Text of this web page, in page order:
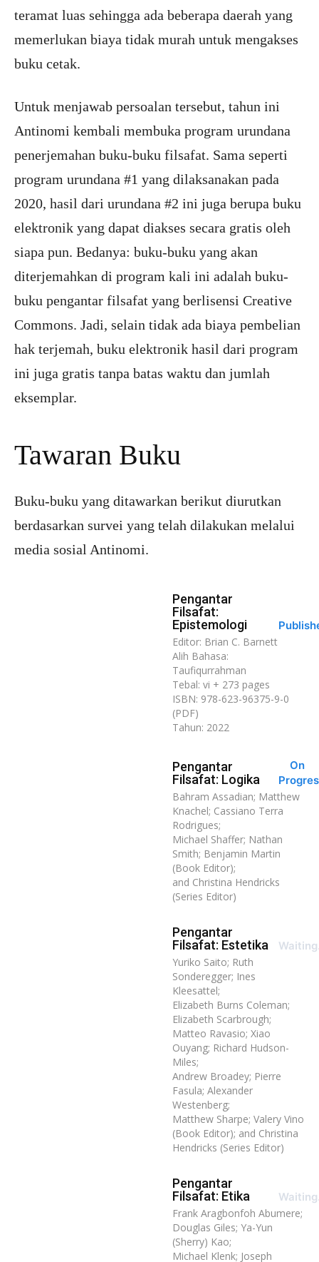
teramat luas sehingga ada beberapa daerah yang
memerlukan biaya tidak murah untuk mengakses
buku cetak.
Untuk menjawab persoalan tersebut, tahun ini
Antinomi kembali membuka program urundana
penerjemahan buku-buku filsafat. Sama seperti
program urundana #1 yang dilaksanakan pada
2020, hasil dari urundana #2 ini juga berupa buku
elektronik yang dapat diakses secara gratis oleh
siapa pun. Bedanya: buku-buku yang akan
diterjemahkan di program kali ini adalah buku-
buku pengantar filsafat yang berlisensi Creative
Commons. Jadi, selain tidak ada biaya pembelian
hak terjemah, buku elektronik hasil dari program
ini juga gratis tanpa batas waktu dan jumlah
eksemplar.
Tawaran Buku
Buku-buku yang ditawarkan berikut diurutkan
berdasarkan survei yang telah dilakukan melalui
media sosial Antinomi.
Pengantar
Filsafat:
Epistemologi
Editor: Brian C. Barnett
Alih Bahasa:
Taufiqurrahman
Tebal: vi + 273 pages
ISBN: 978-623-96375-9-0
(PDF)
Tahun: 2022
Pengantar
Filsafat: Logika
On
Bahram Assadian; Matthew
Knachel; Cassiano Terra
Rodrigues;
Michael Shaffer; Nathan
Smith; Benjamin Martin
(Book Editor);
and Christina Hendricks
(Series Editor)
Pengantar
Filsafat: Estetika
Yuriko Saito; Ruth
Sonderegger; Ines
Kleesattel;
Elizabeth Burns Coleman;
Elizabeth Scarbrough;
Matteo Ravasio; Xiao
Ouyang; Richard Hudson-
Miles;
Andrew Broadey; Pierre
Fasula; Alexander
Westenberg;
Matthew Sharpe; Valery Vino
(Book Editor); and Christina
Hendricks (Series Editor)
Pengantar
Filsafat: Etika
Frank Aragbonfoh Abumere;
Douglas Giles; Ya-Yun
(Sherry) Kao;
Michael Klenk; Joseph